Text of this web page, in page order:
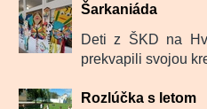
Šarkaniáda
Deti z ŠKD na
prekvapili svojou
Rozlúčka s letom